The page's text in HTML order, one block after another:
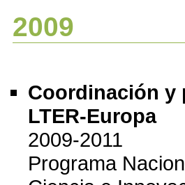
2009
Coordinación y
LTER-Europa
2009-2011
Programa